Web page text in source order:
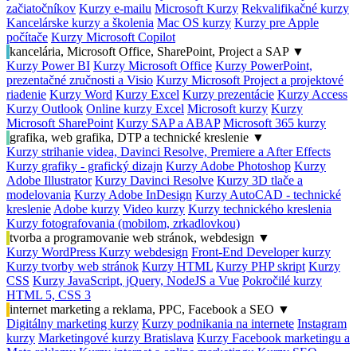
začiatočníkov Kurzy e-mailu Microsoft Kurzy Rekvalifikačné kurzy
Kancelárske kurzy a školenia Mac OS kurzy Kurzy pre Apple
počítače Kurzy Microsoft Copilot
kancelária, Microsoft Office, SharePoint, Project a SAP ▼
Kurzy Power BI Kurzy Microsoft Office Kurzy PowerPoint,
prezentačné zručnosti a Visio Kurzy Microsoft Project a projektové
riadenie Kurzy Word Kurzy Excel Kurzy prezentácie Kurzy Access
Kurzy Outlook Online kurzy Excel Microsoft kurzy Kurzy
Microsoft SharePoint Kurzy SAP a ABAP Microsoft 365 kurzy
grafika, web grafika, DTP a technické kreslenie ▼
Kurzy strihanie videa, Davinci Resolve, Premiere a After Effects
Kurzy grafiky - grafický dizajn Kurzy Adobe Photoshop Kurzy
Adobe Illustrator Kurzy Davinci Resolve Kurzy 3D tlače a
modelovania Kurzy Adobe InDesign Kurzy AutoCAD - technické
kreslenie Adobe kurzy Video kurzy Kurzy technického kreslenia
Kurzy fotografovania (mobilom, zrkadlovkou)
tvorba a programovanie web stránok, webdesign ▼
Kurzy WordPress Kurzy webdesign Front-End Developer kurzy
Kurzy tvorby web stránok Kurzy HTML Kurzy PHP skript Kurzy
CSS Kurzy JavaScript, jQuery, NodeJS a Vue Pokročilé kurzy
HTML 5, CSS 3
internet marketing a reklama, PPC, Facebook a SEO ▼
Digitálny marketing kurzy Kurzy podnikania na internete Instagram
kurzy Marketingové kurzy Bratislava Kurzy Facebook marketingu a